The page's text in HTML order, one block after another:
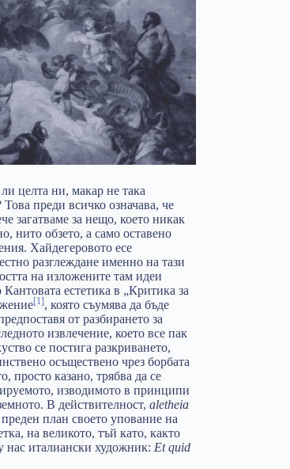
целта ни, макар не така
преди всичко означава, че
загатваме за нещо, което никак
нито обзето, а само оставено
Хайдегеровото есе
разглеждане именно на тази
на изложените там идеи
естетика в „Критика за
[1] , която съумява да бъде
от разбирането за
извлечение, което все пак
се постига разкриването,
осъществено чрез борбата
просто казано, трябва да се
изводимото в принципи
В действителност, aletheia
преден план своето упование на
на великото, тъй като, както
нас италиански художник: Et quid